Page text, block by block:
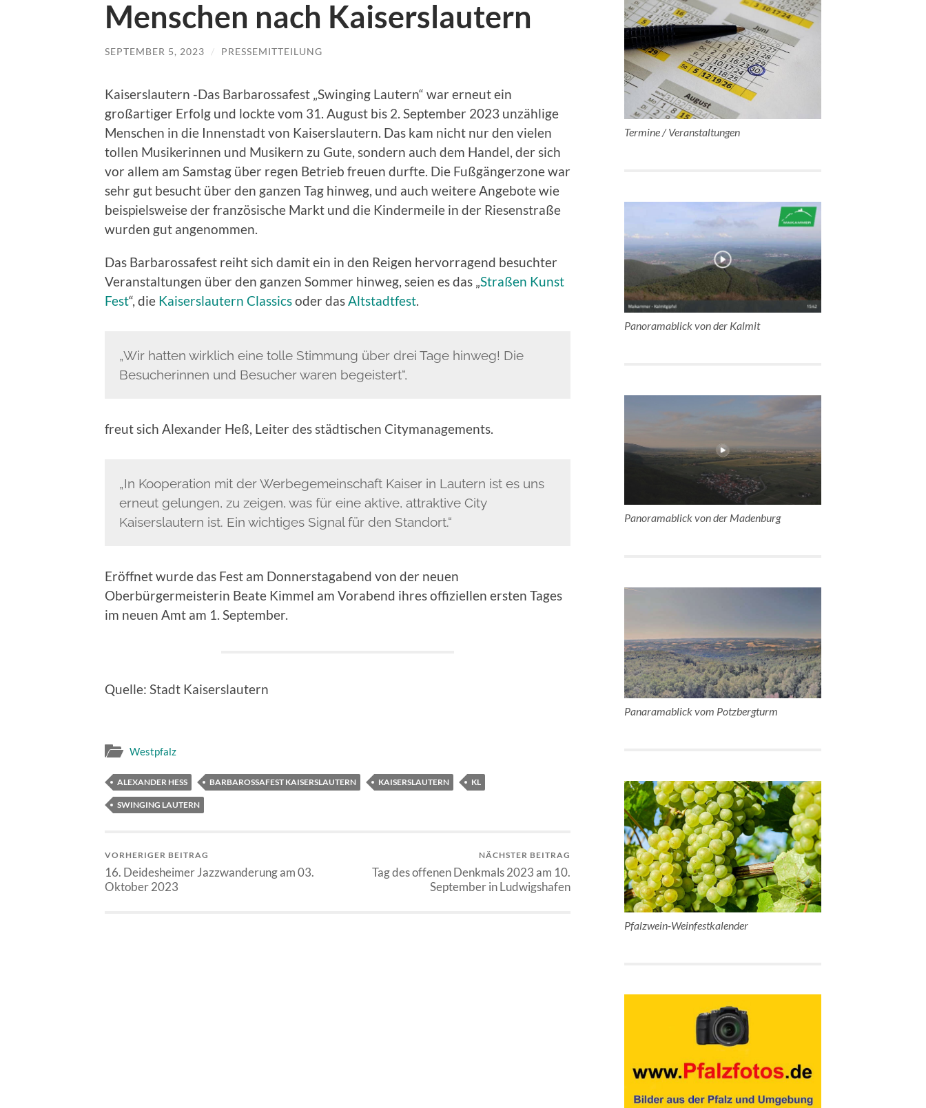
Menschen nach Kaiserslautern
SEPTEMBER 5, 2023 / PRESSEMITTEILUNG
Kaiserslautern -Das Barbarossafest „Swinging Lautern“ war erneut ein
großartiger Erfolg und lockte vom 31. August bis 2. September 2023 unzählige
Menschen in die Innenstadt von Kaiserslautern. Das kam nicht nur den vielen
tollen Musikerinnen und Musikern zu Gute, sondern auch dem Handel, der sich
vor allem am Samstag über regen Betrieb freuen durfte. Die Fußgängerzone war
sehr gut besucht über den ganzen Tag hinweg, und auch weitere Angebote wie
beispielsweise der französische Markt und die Kindermeile in der Riesenstraße
wurden gut angenommen.
Das Barbarossafest reiht sich damit ein in den Reigen hervorragend besuchter
Veranstaltungen über den ganzen Sommer hinweg, seien es das „Straßen Kunst
Fest“, die Kaiserslautern Classicsoder dasAltstadtfest.
„Wir hatten wirklich eine tolle Stimmung über drei Tage hinweg! Die
Besucherinnen und Besucher waren begeistert“,
freut sich Alexander Heß, Leiter des städtischen Citymanagements.
„In Kooperation mit der Werbegemeinschaft Kaiser in Lautern ist es uns
erneut gelungen, zu zeigen, was für eine aktive, attraktive City
Kaiserslautern ist. Ein wichtiges Signal für den Standort.“
Eröffnet wurde das Fest am Donnerstagabend von der neuen
Oberbürgermeisterin Beate Kimmel am Vorabend ihres offiziellen ersten Tages
im neuen Amt am 1. September.
Quelle: Stadt Kaiserslautern
Westpfalz
ALEXANDER HESS BARBAROSSAFEST KAISERSLAUTERN KAISERSLAUTERN KL
SWINGING LAUTERN
VORHERIGER BEITRAG
16. Deidesheimer Jazzwanderung am 03.
Oktober 2023
NÄCHSTER BEITRAG
Tag des offenen Denkmals 2023 am 10.
September in Ludwigshafen
Termine / Veranstaltungen
Panoramablick von der Kalmit
Panoramablick von der Madenburg
Panaramablick vom Potzbergturm
Pfalzwein-Weinfestkalender